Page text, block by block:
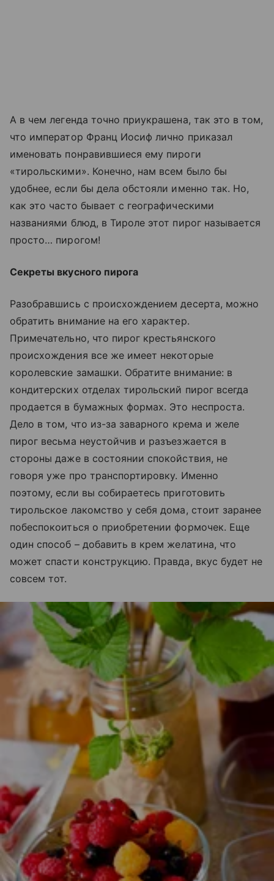
А в чем легенда точно приукрашена, так это в том,
что император Франц Иосиф лично приказал
именовать понравившиеся ему пироги
«тирольскими». Конечно, нам всем было бы
удобнее, если бы дела обстояли именно так. Но,
как это часто бывает с географическими
названиями блюд, в Тироле этот пирог называется
просто… пирогом!
Секреты вкусного пирога
Разобравшись с происхождением десерта, можно
обратить внимание на его характер.
Примечательно, что пирог крестьянского
происхождения все же имеет некоторые
королевские замашки. Обратите внимание: в
кондитерских отделах тирольский пирог всегда
продается в бумажных формах. Это неспроста.
Дело в том, что из-за заварного крема и желе
пирог весьма неустойчив и разъезжается в
стороны даже в состоянии спокойствия, не
говоря уже про транспортировку. Именно
поэтому, если вы собираетесь приготовить
тирольское лакомство у себя дома, стоит заранее
побеспокоиться о приобретении формочек. Еще
один способ – добавить в крем желатина, что
может спасти конструкцию. Правда, вкус будет не
совсем тот.